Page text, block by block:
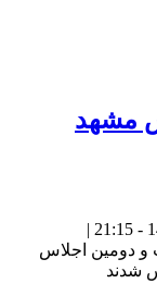
مشهد
و دومین اجلاس
شدند